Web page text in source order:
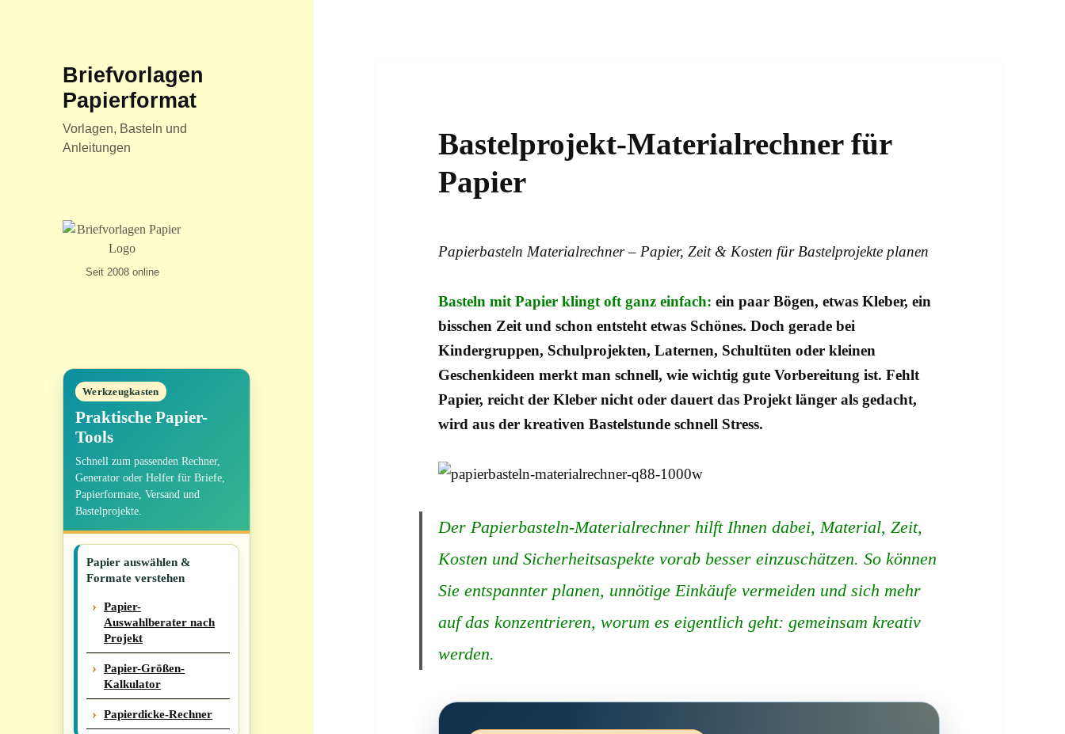
Briefvorlagen
Papierformat
Vorlagen, Basteln und
Anleitungen
Seit 2008 online
Werkzeugkasten
Praktische Papier-
Tools
Schnell zum passenden Rechner,
Generator oder Helfer für Briefe,
Papierformate, Versand und
Bastelprojekte.
Papier auswählen &
Formate verstehen
Papier-
Auswahlberater nach
Projekt
Papier-Größen-
Kalkulator
Papierdicke-Rechner
Bastelprojekt-Materialrechner für
Papier
Papierbasteln Materialrechner – Papier, Zeit & Kosten für Bastelprojekte planen
Basteln mit Papier klingt oft ganz einfach: ein paar Bögen, etwas Kleber, ein
bisschen Zeit und schon entsteht etwas Schönes. Doch gerade bei
Kindergruppen, Schulprojekten, Laternen, Schultüten oder kleinen
Geschenkideen merkt man schnell, wie wichtig gute Vorbereitung ist. Fehlt
Papier, reicht der Kleber nicht oder dauert das Projekt länger als gedacht,
wird aus der kreativen Bastelstunde schnell Stress.
Der Papierbasteln-Materialrechner hilft Ihnen dabei, Material, Zeit,
Kosten und Sicherheitsaspekte vorab besser einzuschätzen. So können
Sie entspannter planen, unnötige Einkäufe vermeiden und sich mehr
auf das konzentrieren, worum es eigentlich geht: gemeinsam kreativ
werden.